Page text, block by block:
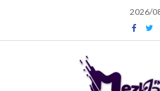
content
2026/